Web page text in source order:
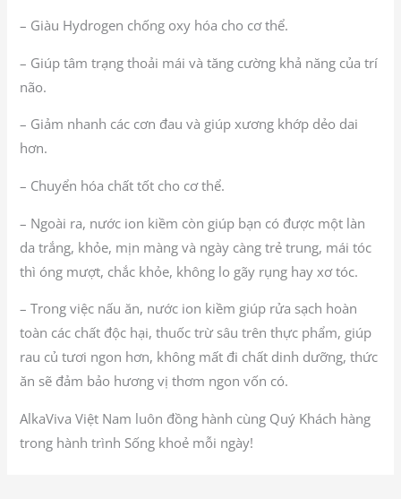
– Giàu Hydrogen chống oxy hóa cho cơ thể.
– Giúp tâm trạng thoải mái và tăng cường khả năng của trí
não.
– Giảm nhanh các cơn đau và giúp xương khớp dẻo dai
hơn.
– Chuyển hóa chất tốt cho cơ thể.
– Ngoài ra, nước ion kiềm còn giúp bạn có được một làn
da trắng, khỏe, mịn màng và ngày càng trẻ trung, mái tóc
thì óng mượt, chắc khỏe, không lo gãy rụng hay xơ tóc.
– Trong việc nấu ăn, nước ion kiềm giúp rửa sạch hoàn
toàn các chất độc hại, thuốc trừ sâu trên thực phẩm, giúp
rau củ tươi ngon hơn, không mất đi chất dinh dưỡng, thức
ăn sẽ đảm bảo hương vị thơm ngon vốn có.
AlkaViva Việt Nam luôn đồng hành cùng Quý Khách hàng
trong hành trình Sống khoẻ mỗi ngày!